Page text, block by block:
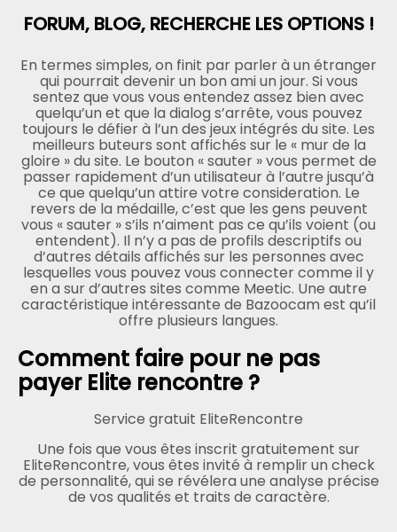
FORUM, BLOG, RECHERCHE LES OPTIONS !
En termes simples, on finit par parler à un étranger
qui pourrait devenir un bon ami un jour. Si vous
sentez que vous vous entendez assez bien avec
quelqu’un et que la dialog s’arrête, vous pouvez
toujours le défier à l’un des jeux intégrés du site. Les
meilleurs buteurs sont affichés sur le « mur de la
gloire » du site. Le bouton « sauter » vous permet de
passer rapidement d’un utilisateur à l’autre jusqu’à
ce que quelqu’un attire votre consideration. Le
revers de la médaille, c’est que les gens peuvent
vous « sauter » s’ils n’aiment pas ce qu’ils voient (ou
entendent). Il n’y a pas de profils descriptifs ou
d’autres détails affichés sur les personnes avec
lesquelles vous pouvez vous connecter comme il y
en a sur d’autres sites comme Meetic. Une autre
caractéristique intéressante de Bazoocam est qu’il
offre plusieurs langues.
Comment faire pour ne pas
payer Elite rencontre ?
Service gratuit EliteRencontre
Une fois que vous êtes inscrit gratuitement sur
EliteRencontre, vous êtes invité à remplir un check
de personnalité, qui se révélera une analyse précise
de vos qualités et traits de caractère.